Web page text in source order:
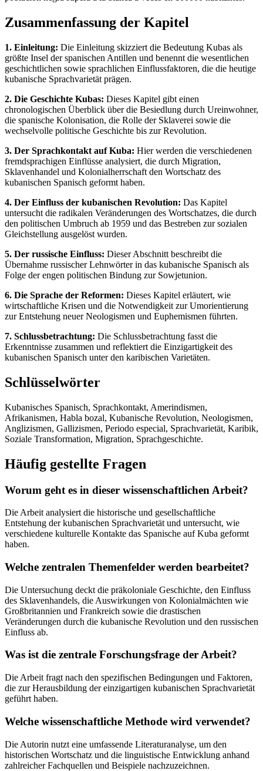
Zusammenfassung der Kapitel
1. Einleitung: Die Einleitung skizziert die Bedeutung Kubas als
größte Insel der spanischen Antillen und benennt die wesentlichen
geschichtlichen sowie sprachlichen Einflussfaktoren, die die heutige
kubanische Sprachvarietät prägen.
2. Die Geschichte Kubas: Dieses Kapitel gibt einen
chronologischen Überblick über die Besiedlung durch Ureinwohner,
die spanische Kolonisation, die Rolle der Sklaverei sowie die
wechselvolle politische Geschichte bis zur Revolution.
3. Der Sprachkontakt auf Kuba: Hier werden die verschiedenen
fremdsprachigen Einflüsse analysiert, die durch Migration,
Sklavenhandel und Kolonialherrschaft den Wortschatz des
kubanischen Spanisch geformt haben.
4. Der Einfluss der kubanischen Revolution: Das Kapitel
untersucht die radikalen Veränderungen des Wortschatzes, die durch
den politischen Umbruch ab 1959 und das Bestreben zur sozialen
Gleichstellung ausgelöst wurden.
5. Der russische Einfluss: Dieser Abschnitt beschreibt die
Übernahme russischer Lehnwörter in das kubanische Spanisch als
Folge der engen politischen Bindung zur Sowjetunion.
6. Die Sprache der Reformen: Dieses Kapitel erläutert, wie
wirtschaftliche Krisen und die Notwendigkeit zur Umorientierung
zur Entstehung neuer Neologismen und Euphemismen führten.
7. Schlussbetrachtung: Die Schlussbetrachtung fasst die
Erkenntnisse zusammen und reflektiert die Einzigartigkeit des
kubanischen Spanisch unter den karibischen Varietäten.
Schlüsselwörter
Kubanisches Spanisch, Sprachkontakt, Amerindismen,
Afrikanismen, Habla bozal, Kubanische Revolution, Neologismen,
Anglizismen, Gallizismen, Periodo especial, Sprachvarietät, Karibik,
Soziale Transformation, Migration, Sprachgeschichte.
Häufig gestellte Fragen
Worum geht es in dieser wissenschaftlichen Arbeit?
Die Arbeit analysiert die historische und gesellschaftliche
Entstehung der kubanischen Sprachvarietät und untersucht, wie
verschiedene kulturelle Kontakte das Spanische auf Kuba geformt
haben.
Welche zentralen Themenfelder werden bearbeitet?
Die Untersuchung deckt die präkoloniale Geschichte, den Einfluss
des Sklavenhandels, die Auswirkungen von Kolonialmächten wie
Großbritannien und Frankreich sowie die drastischen
Veränderungen durch die kubanische Revolution und den russischen
Einfluss ab.
Was ist die zentrale Forschungsfrage der Arbeit?
Die Arbeit fragt nach den spezifischen Bedingungen und Faktoren,
die zur Herausbildung der einzigartigen kubanischen Sprachvarietät
geführt haben.
Welche wissenschaftliche Methode wird verwendet?
Die Autorin nutzt eine umfassende Literaturanalyse, um den
historischen Wortschatz und die linguistische Entwicklung anhand
zahlreicher Fachquellen und Beispiele nachzuzeichnen.